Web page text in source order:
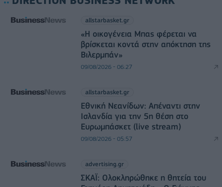
allstarbasket.gr
«Η οικογένεια Μπας φέρεται να
βρίσκεται κοντά στην απόκτηση της
Βιλερμπάν»
09/08/2026 - 06:27
allstarbasket.gr
Εθνική Νεανίδων: Απέναντι στην
Ισλανδία για την 5η θέση στο
Ευρωμπάσκετ (live stream)
09/08/2026 - 05:57
advertising.gr
ΣΚΑΪ: Ολοκληρώθηκε η θητεία του